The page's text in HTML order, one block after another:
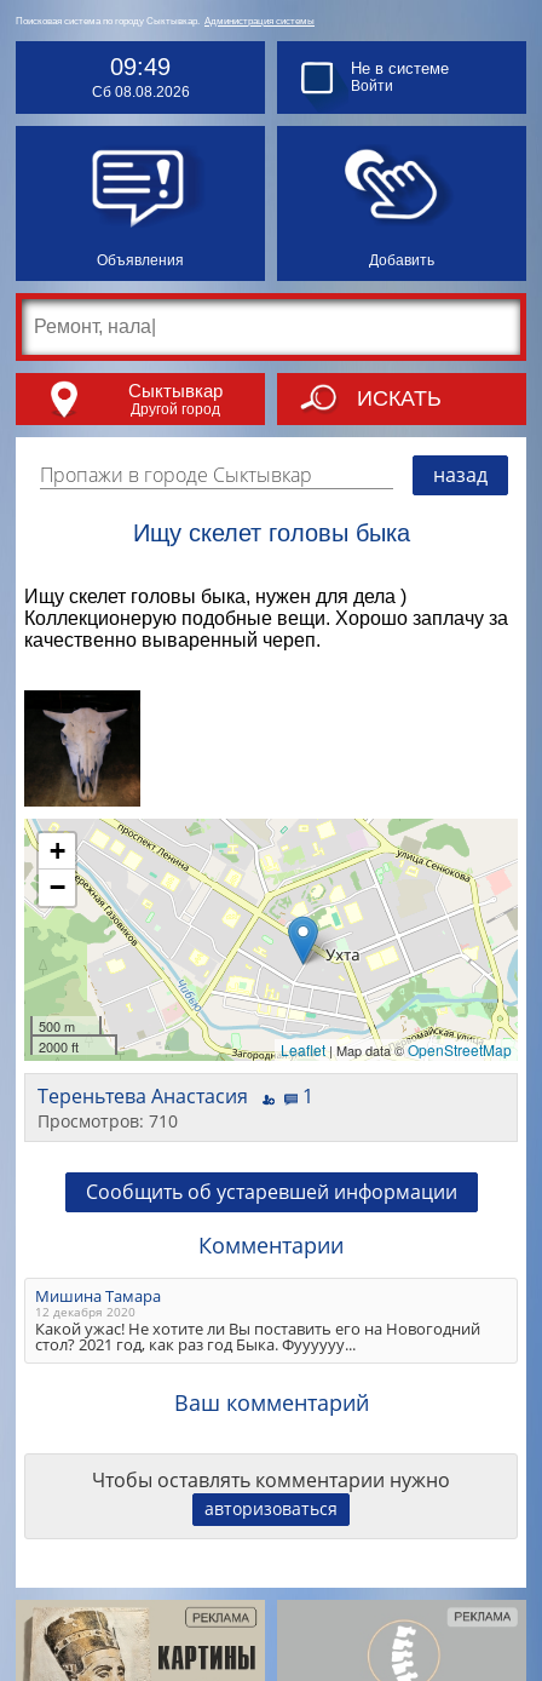
Поисковая система по городу Сыктывкар. Администрация системы
09:49
Сб 08.08.2026
Объявления Добавить
Не в системе
Войти
Сыктывкар
Другой город ИСКАТЬ
Пропажи в городе Сыктывкар назад
Ищу скелет головы быка
Ищу скелет головы быка, нужен для дела )
Коллекционерую подобные вещи. Хорошо заплачу за
качественно вываренный череп.
+
−
500 m
2000 ft
Leaflet| Map data ©OpenStreetMap
Тереньтева Анастасия 1
Просмотров: 710
Сообщить об устаревшей информации
Комментарии
Мишина Тамара
12 декабря 2020
Какой ужас! Не хотите ли Вы поставить его на Новогодний
стол? 2021 год, как раз год Быка. Фуууууу...
Ваш комментарий
Чтобы оставлять комментарии нужно
авторизоваться